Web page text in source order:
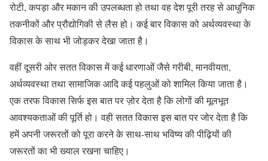
रोटी, कपड़ा और मकान की उपलब्धता हो तथा वह देश पूरी तरह से आधुनिक
तकनीकों और प्रौद्योगिकी से लैस हो। कई बार विकास को अर्थव्यवस्था के
विकास के साथ भी जोड़कर देखा जाता है।
वहीं दूसरी ओर सतत विकास में कई धारणाओं जैसे गरीबी, मानवीयता,
अर्थव्यवस्था तथा सामाजिक आदि कई पहलुओं को शामिल किया जाता है।
एक तरफ विकास सिर्फ इस बात पर ज़ोर देता है कि लोगों की मूलभूत
आवश्यकताओं की पूर्ति हो। वही सतत विकास इस बात पर जोर देता है कि
हमें अपनी जरूरतों को पूरा करने के साथ-साथ भविष्य की पीढ़ियों की
जरूरतों का भी ख्याल रखना चाहिए।